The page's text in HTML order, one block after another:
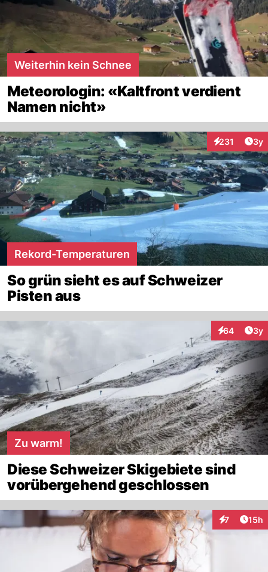
Weiterhin kein Schnee
Meteorologin: «Kaltfront verdient
Namen nicht»
231
Interaktionen
3y
Rekord-Temperaturen
So grün sieht es auf Schweizer
Pisten aus
64
Interaktionen
3y
Zu warm!
Diese Schweizer Skigebiete sind
vorübergehend geschlossen
7 15h